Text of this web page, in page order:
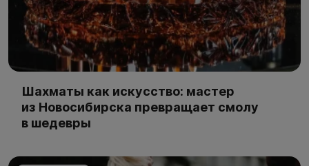
Шахматы как искусство: мастер
из Новосибирска превращает смолу
в шедевры